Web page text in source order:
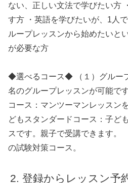
ない、正しい文法で学びたい方
す方 ・英語を学びたいが、1人
ループレッスンから始めたいと
が必要な方
◆選べるコース◆ （１）グルー
名のグループレッスンが可能で
コース：マンツーマンレッスン
どもスタンダードコース：子ど
スです。親子で受講できます。
の試験対策コース。
登録からレッスン予